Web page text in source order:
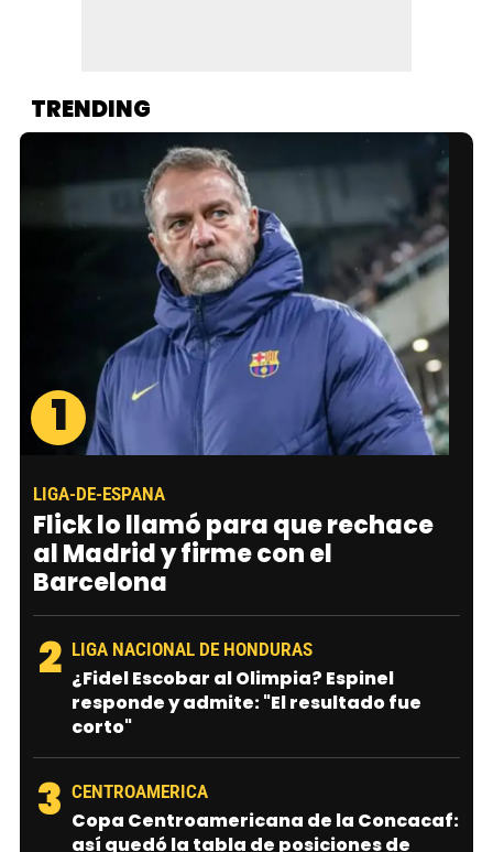
TRENDING
1
LIGA-DE-ESPANA
Flick lo llamó para que rechace
al Madrid y firme con el
Barcelona
2 LIGA NACIONAL DE HONDURAS
¿Fidel Escobar al Olimpia? Espinel
responde y admite: "El resultado fue
corto"
3 CENTROAMERICA
Copa Centroamericana de la Concacaf:
así quedó la tabla de posiciones de